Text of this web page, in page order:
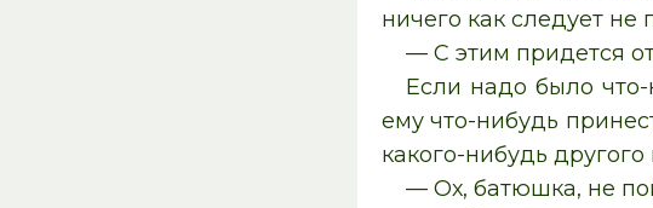
ничего как следует
— С этим придется
Если надо было
ему что-нибудь
какого-нибудь
— Ох, батюшка, не